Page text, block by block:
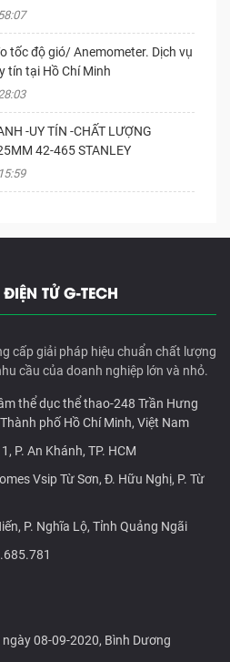
tốc độ gió/ Anemometer. Dịch vụ
tín tại Hồ Chí Minh
-UY TÍN -CHẤT LƯỢNG
42-465 STANLEY
TỬ G-TECH
cấp giải pháp hiệu chuẩn chất lượng
cầu của doanh nghiệp lớn và nhỏ.
thể dục thể thao-248 Trần Hưng
phố Hồ Chí Minh, Việt Nam
P. An Khánh, TP. HCM
Vsip Từ Sơn, Đ. Hữu Nghị, P. Từ
P. Nghĩa Lộ, Tỉnh Quảng Ngãi
08-09-2020, Bình Dương